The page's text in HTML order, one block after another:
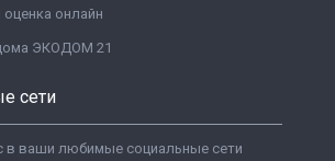
онлайн
ЭКОДОМ 21
сети
в ваши любимые социальные сети